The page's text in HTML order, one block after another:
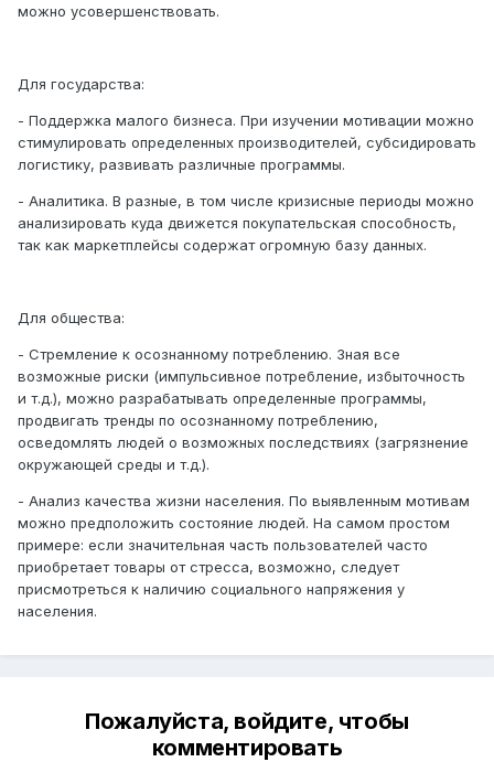
можно усовершенствовать.
Для государства:
- Поддержка малого бизнеса. При изучении мотивации можно
стимулировать определенных производителей, субсидировать
логистику, развивать различные программы.
- Аналитика. В разные, в том числе кризисные периоды можно
анализировать куда движется покупательская способность,
так как маркетплейсы содержат огромную базу данных.
Для общества:
- Стремление к осознанному потреблению. Зная все
возможные риски (импульсивное потребление, избыточность
и т.д.), можно разрабатывать определенные программы,
продвигать тренды по осознанному потреблению,
осведомлять людей о возможных последствиях (загрязнение
окружающей среды и т.д.).
- Анализ качества жизни населения. По выявленным мотивам
можно предположить состояние людей. На самом простом
примере: если значительная часть пользователей часто
приобретает товары от стресса, возможно, следует
присмотреться к наличию социального напряжения у
населения.
Пожалуйста, войдите, чтобы
комментировать